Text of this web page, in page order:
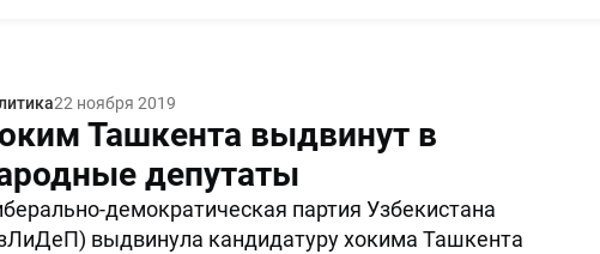
22 ноября 2019
Ташкента выдвинут в
депутаты
демократическая партия Узбекистана
выдвинула кандидатуру хокима Ташкента